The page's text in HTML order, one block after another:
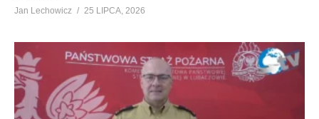
Jan Lechowicz 25 LIPCA, 2026